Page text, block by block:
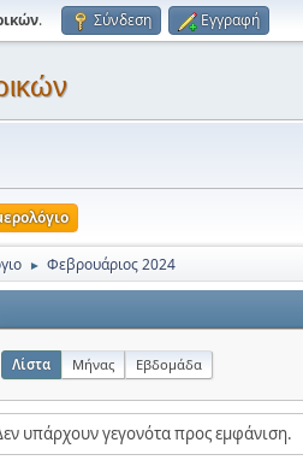
. Σύνδεση Εγγραφή
► Φεβρουάριος 2024
Λίστα Μήνας Εβδομάδα
υπάρχουν γεγονότα προς εμφάνιση.